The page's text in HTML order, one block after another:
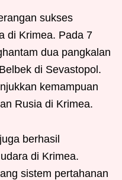
sukses
di Krimea. Pada 7
dua pangkalan
di Sevastopol.
kemampuan
Rusia di Krimea.
berhasil
di Krimea.
sistem pertahanan